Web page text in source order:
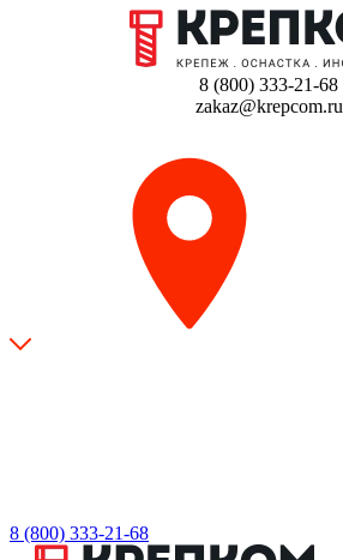
8 (800) 333-21-68
zakaz@krepcom.ru
8 (800) 333-21-68